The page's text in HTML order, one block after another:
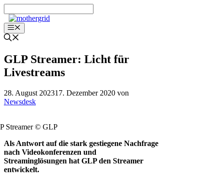
Inhalt
springenMenü
GLP Streamer: Licht für
Livestreams
28. August 202317. Dezember 2020 von
Newsdesk
Streamer © GLP
Als Antwort auf die stark gestiegene Nachfrage
nach Videokonferenzen und
Streaminglösungen hat GLP den Streamer
entwickelt.